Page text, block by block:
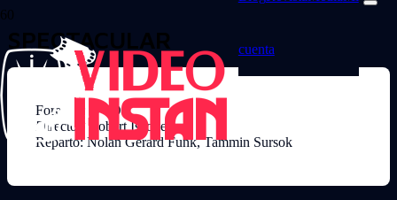
cuenta
SPECTACULAR
Formato: DVD
Director: Robert Iscove
Reparto: Nolan Gerard Funk, Tammin Sursok